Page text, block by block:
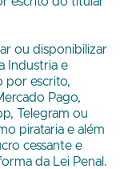
ou disponibilizar
Industria e
por escrito,
Pago,
Telegram ou
pirataria e além
cessante e
da Lei Penal.